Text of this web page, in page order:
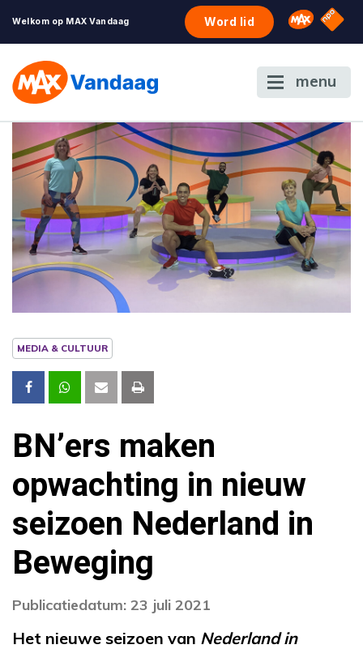
Welkom op MAX Vandaag Word lid Omroep
NPO
menu
MEDIA & CULTUUR
BN’ers maken
opwachting in nieuw
seizoen Nederland in
Beweging
Publicatiedatum: 23 juli 2021
Het nieuwe seizoen van Nederland in